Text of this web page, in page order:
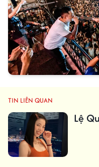
TIN LIÊN QUAN
Lệ